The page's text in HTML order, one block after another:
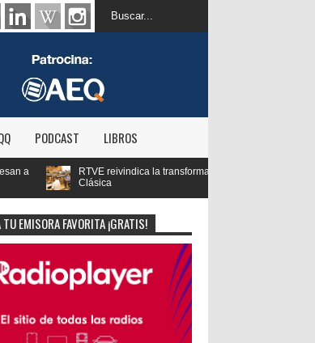
PODCAST LIBROS
transformación digital de RNE y blinda el futuro de Radio 3 y Radio
EMISORA FAVORITA ¡GRATIS!